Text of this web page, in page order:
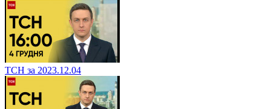
ТСН за 2023.12.04